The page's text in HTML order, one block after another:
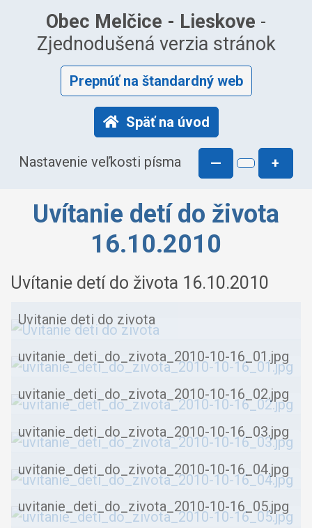
Obec Melčice - Lieskove -
Zjednodušená verzia stránok
Prepnúť na štandardný web
Späť na úvod
Nastavenie veľkosti písma — +
Uvítanie detí do života
16.10.2010
Uvítanie detí do života 16.10.2010
Uvitanie deti do zivota
uvitanie_deti_do_zivota_2010-10-16_01.jpg
uvitanie_deti_do_zivota_2010-10-16_02.jpg
uvitanie_deti_do_zivota_2010-10-16_03.jpg
uvitanie_deti_do_zivota_2010-10-16_04.jpg
uvitanie_deti_do_zivota_2010-10-16_05.jpg